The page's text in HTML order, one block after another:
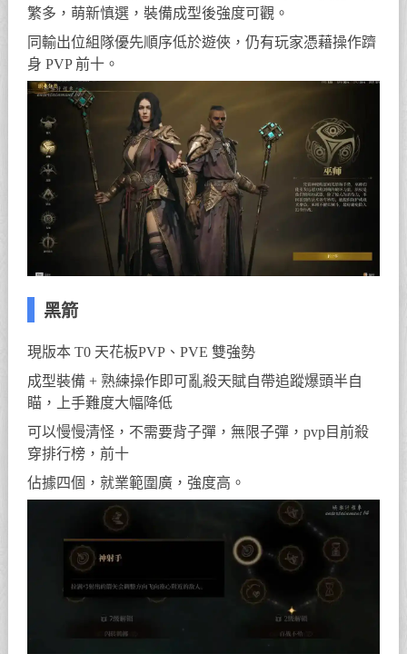
繁多，萌新慎選，裝備成型後強度可觀。
同輸出位組隊優先順序低於遊俠，仍有玩家憑藉操作躋
身 PVP 前十。
黑箭
現版本 T0 天花板PVP、PVE 雙強勢
成型裝備 + 熟練操作即可亂殺天賦自帶追蹤爆頭半自
瞄，上手難度大幅降低
可以慢慢清怪，不需要背子彈，無限子彈，pvp目前殺
穿排行榜，前十
佔據四個，就業範圍廣，強度高。